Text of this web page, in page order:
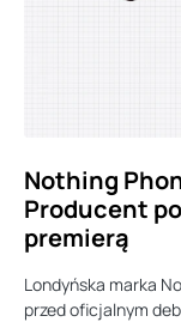
Nothing
Producent
premierą
Londyńska marka
przed oficjalnym